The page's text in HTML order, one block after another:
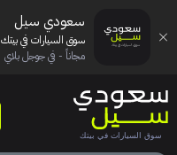
سعودي سيل
سوق السيارات في بيتك
مجاناً - في جوجل بلاي